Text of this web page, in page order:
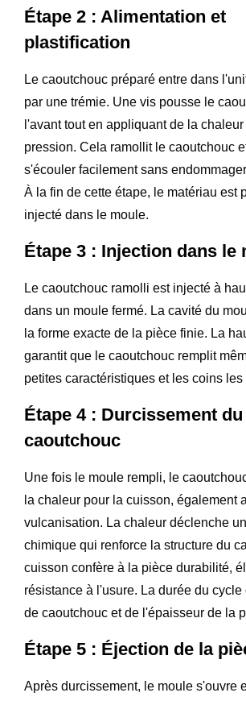
Étape 2 : Alimentation et
plastification
Le caoutchouc préparé entre dans
par une trémie. Une vis pousse le
l'avant tout en appliquant de la chaleur
pression. Cela ramollit le caoutchouc
s'écouler facilement sans
À la fin de cette étape, le matériau est
injecté dans le moule.
Étape 3 : Injection dans le
Le caoutchouc ramolli est injecté à
dans un moule fermé. La cavité du
la forme exacte de la pièce finie. La
garantit que le caoutchouc remplit
petites caractéristiques et les coins les
Étape 4 : Durcissement du
caoutchouc
Une fois le moule rempli, le
la chaleur pour la cuisson, également
vulcanisation. La chaleur déclenche
chimique qui renforce la structure du
cuisson confère à la pièce durabilité,
résistance à l'usure. La durée du
de caoutchouc et de l'épaisseur de la
Étape 5 : Éjection de la
Après durcissement, le moule s'ouvre